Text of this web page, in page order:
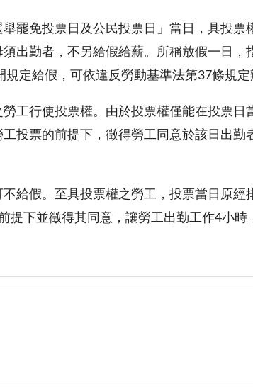
罷免投票日及公民投票日」當日，具投票
出勤者，不另給假給薪。所稱放假一日，
定給假，可依違反勞動基準法第37條規定
工行使投票權。由於投票權僅能在投票日
投票的前提下，徵得勞工同意於該日出勤
給假。至具投票權之勞工，投票當日原經
提下並徵得其同意，讓勞工出勤工作4小時